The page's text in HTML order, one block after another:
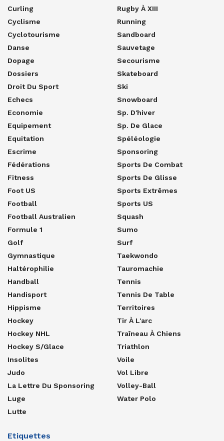
Curling
Cyclisme
Cyclotourisme
Danse
Dopage
Dossiers
Droit Du Sport
Echecs
Economie
Equipement
Equitation
Escrime
Fédérations
Fitness
Foot US
Football
Football Australien
Formule 1
Golf
Gymnastique
Haltérophilie
Handball
Handisport
Hippisme
Hockey
Hockey NHL
Hockey S/glace
Insolites
Judo
La Lettre Du Sponsoring
Luge
Lutte
Rugby À XIII
Running
Sandboard
Sauvetage
Secourisme
Skateboard
Ski
Snowboard
Sp. D'hiver
Sp. De Glace
Spéléologie
Sponsoring
Sports De Combat
Sports De Glisse
Sports Extrêmes
Sports US
Squash
Sumo
Surf
Taekwondo
Tauromachie
Tennis
Tennis De Table
Territoires
Tir À L'arc
Traîneau À Chiens
Triathlon
Voile
Vol Libre
Volley-Ball
Water Polo
Etiquettes